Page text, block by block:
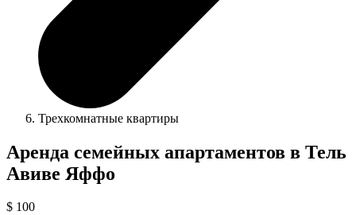
Трехкомнатные квартиры
Аренда семейных апартаментов в Тель
Авиве Яффо
$ 100